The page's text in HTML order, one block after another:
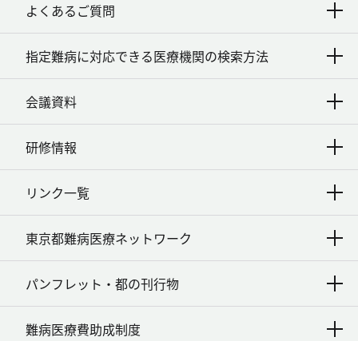
よくあるご質問
指定難病に対応できる医療機関の検索方法
会議資料
研修情報
リンク一覧
東京都難病医療ネットワーク
パンフレット・都の刊行物
難病医療費助成制度